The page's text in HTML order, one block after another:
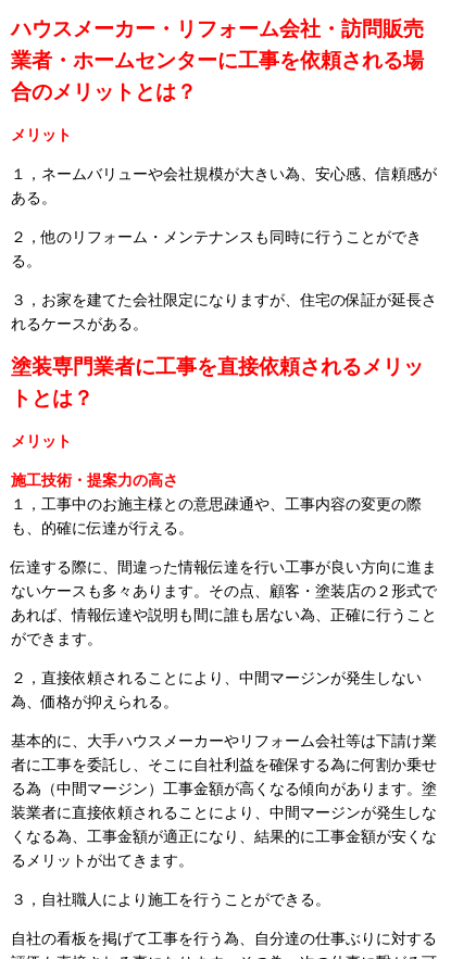
ハウスメーカー・リフォーム会社・訪問販売
業者・ホームセンターに工事を依頼される場
合のメリットとは？
メリット
１，ネームバリューや会社規模が大きい為、安心感、信頼感が
ある。
２，他のリフォーム・メンテナンスも同時に行うことができ
る。
３，お家を建てた会社限定になりますが、住宅の保証が延長さ
れるケースがある。
塗装専門業者に工事を直接依頼されるメリッ
トとは？
メリット
施工技術・提案力の高さ
１，工事中のお施主様との意思疎通や、工事内容の変更の際
も、的確に伝達が行える。
伝達する際に、間違った情報伝達を行い工事が良い方向に進ま
ないケースも多々あります。その点、顧客・塗装店の２形式で
あれば、情報伝達や説明も間に誰も居ない為、正確に行うこと
ができます。
２，直接依頼されることにより、中間マージンが発生しない
為、価格が抑えられる。
基本的に、大手ハウスメーカーやリフォーム会社等は下請け業
者に工事を委託し、そこに自社利益を確保する為に何割か乗せ
る為（中間マージン）工事金額が高くなる傾向があります。塗
装業者に直接依頼されることにより、中間マージンが発生しな
くなる為、工事金額が適正になり、結果的に工事金額が安くな
るメリットが出てきます。
３，自社職人により施工を行うことができる。
自社の看板を掲げて工事を行う為、自分達の仕事ぶりに対する